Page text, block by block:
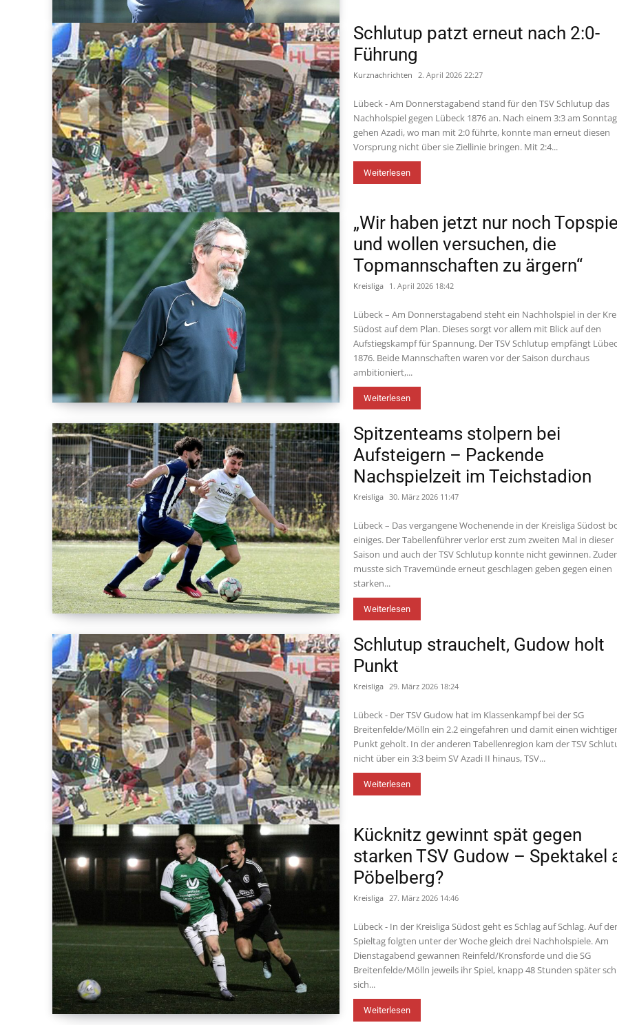
Schlutup patzt erneut nach 2:0-
Führung
Kurznachrichten 2. April 2026 22:27
Lübeck - Am Donnerstagabend stand für den TSV Schlutup das
Nachholspiel gegen Lübeck 1876 an. Nach einem 3:3 am Sonntag
gehen Azadi, wo man mit 2:0 führte, konnte man erneut diesen
Vorsprung nicht über sie Ziellinie bringen. Mit 2:4...
Weiterlesen
„Wir haben jetzt nur noch
und wollen versuchen, die
Topmannschaften zu ärgern“
Kreisliga 1. April 2026 18:42
Lübeck – Am Donnerstagabend steht ein Nachholspiel in der
Südost auf dem Plan. Dieses sorgt vor allem mit Blick auf den
Aufstiegskampf für Spannung. Der TSV Schlutup empfängt
1876. Beide Mannschaften waren vor der Saison durchaus
ambitioniert,...
Weiterlesen
Spitzenteams stolpern bei
Aufsteigern – Packende
Nachspielzeit im Teichstadion
Kreisliga 30. März 2026 11:47
Lübeck – Das vergangene Wochenende in der Kreisliga Südost
einiges. Der Tabellenführer verlor erst zum zweiten Mal in dieser
Saison und auch der TSV Schlutup konnte nicht gewinnen.
musste sich Travemünde erneut geschlagen geben gegen einen
starken...
Weiterlesen
Schlutup strauchelt, Gudow holt
Punkt
Kreisliga 29. März 2026 18:24
Lübeck - Der TSV Gudow hat im Klassenkampf bei der SG
Breitenfelde/Mölln ein 2.2 eingefahren und damit einen
Punkt geholt. In der anderen Tabellenregion kam der TSV
nicht über ein 3:3 beim SV Azadi II hinaus, TSV...
Weiterlesen
Kücknitz gewinnt spät gegen
starken TSV Gudow – Spektakel
Pöbelberg?
Kreisliga 27. März 2026 14:46
Lübeck - In der Kreisliga Südost geht es Schlag auf Schlag. Auf
Spieltag folgten unter der Woche gleich drei Nachholspiele. Am
Dienstagabend gewannen Reinfeld/Kronsforde und die SG
Breitenfelde/Mölln jeweils ihr Spiel, knapp 48 Stunden später
sich...
Weiterlesen